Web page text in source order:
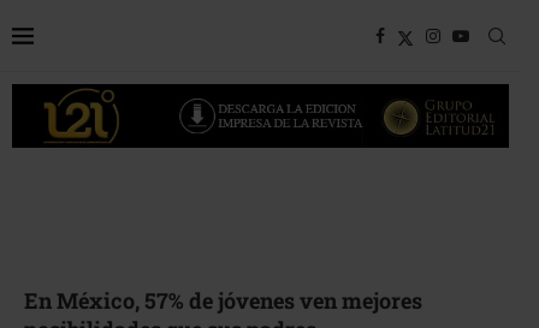
En México, 57% de jóvenes ven mejores